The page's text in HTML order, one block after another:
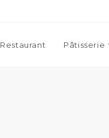
Restaurant Pâtisserie